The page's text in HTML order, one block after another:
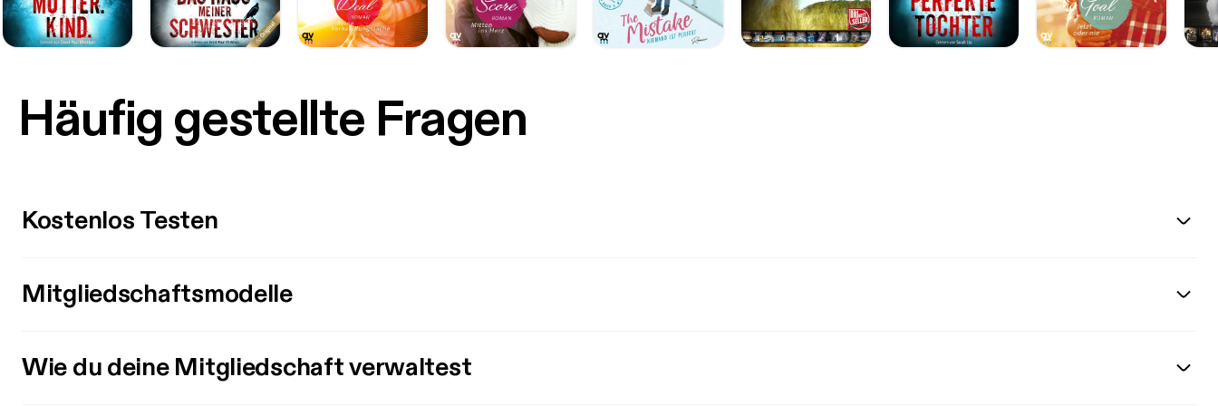
Häufig gestellte Fragen
Kostenlos Testen
Mitgliedschaftsmodelle
Wie du deine Mitgliedschaft verwaltest